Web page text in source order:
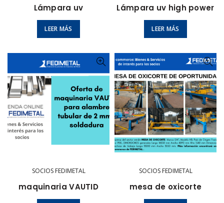
Lámpara uv
LEER MÁS
Lámpara uv high power
LEER MÁS
SOCIOS FEDIMETAL
maquinaria VAUTID
SOCIOS FEDIMETAL
mesa de oxicorte